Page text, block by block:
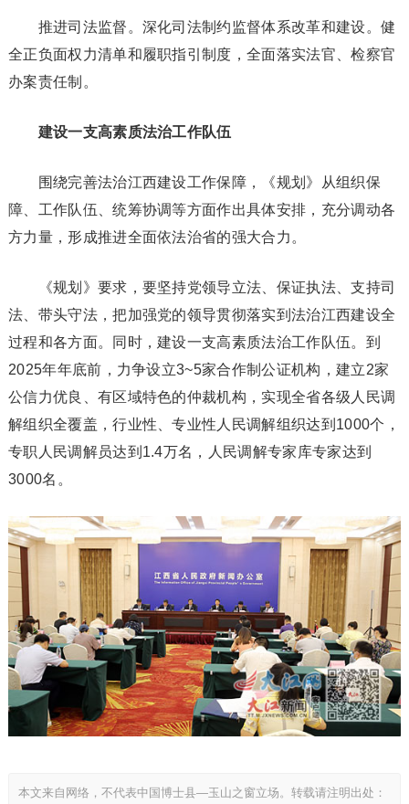
推进司法监督。深化司法制约监督体系改革和建设。健
全正负面权力清单和履职指引制度，全面落实法官、检察官
办案责任制。
建设一支高素质法治工作队伍
围绕完善法治江西建设工作保障，《规划》从组织保
障、工作队伍、统筹协调等方面作出具体安排，充分调动各
方力量，形成推进全面依法治省的强大合力。
《规划》要求，要坚持党领导立法、保证执法、支持司
法、带头守法，把加强党的领导贯彻落实到法治江西建设全
过程和各方面。同时，建设一支高素质法治工作队伍。到
2025年年底前，力争设立3~5家合作制公证机构，建立2家
公信力优良、有区域特色的仲裁机构，实现全省各级人民调
解组织全覆盖，行业性、专业性人民调解组织达到1000个，
专职人民调解员达到1.4万名，人民调解专家库专家达到
3000名。
本文来自网络，不代表中国博士县—玉山之窗立场。转载请注明出处：